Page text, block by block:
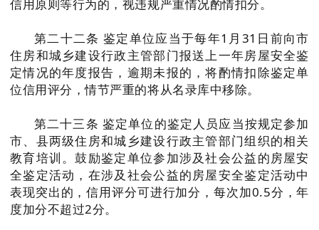
信用原则等行为的，视违规严重情况酌情扣分。
第二十二条 鉴定单位应当于每年1月31日前向市
住房和城乡建设行政主管部门报送上一年房屋安全鉴
定情况的年度报告，逾期未报的，将酌情扣除鉴定单
位信用评分，情节严重的将从名录库中移除。
第二十三条 鉴定单位的鉴定人员应当按规定参加
市、县两级住房和城乡建设行政主管部门组织的相关
教育培训。鼓励鉴定单位参加涉及社会公益的房屋安
全鉴定活动，在涉及社会公益的房屋安全鉴定活动中
表现突出的，信用评分可进行加分，每次加0.5分，年
度加分不超过2分。